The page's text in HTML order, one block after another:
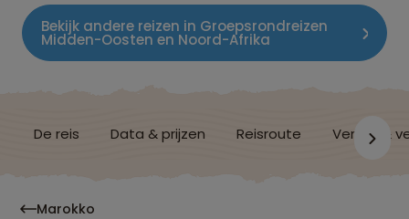
Bekijk andere reizen in Groepsrondreizen
Midden-Oosten en Noord-Afrika
De reis Data & prijzen Reisroute Verblijf &
Marokko